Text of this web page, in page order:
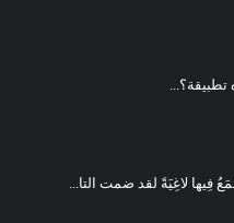
تطبيقة؟...